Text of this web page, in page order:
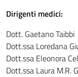
Dirigenti medici:
Dott. Gaetano Taibbi
Dott.ssa Loredana
Dott.ssa Eleonora
Dott.ssa Laura M.R.